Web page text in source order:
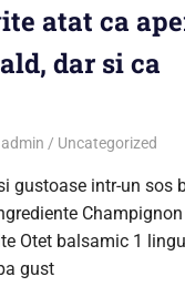
atat ca
dar si ca
admin Uncategorized
gustoase intr-un sos
Otet balsamic 1
gust